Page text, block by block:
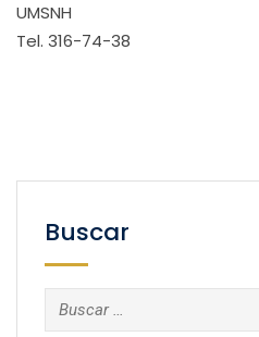
UMSNH
Tel. 316-74-38
Buscar
Buscar: